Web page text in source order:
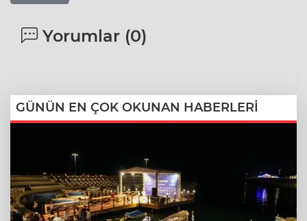
Yorumlar (0)
GÜNÜN EN ÇOK OKUNAN HABERLERİ